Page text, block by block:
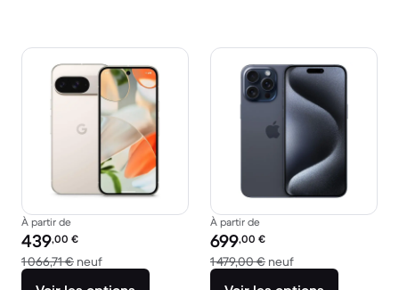
À partir de
Prix reconditionné :
439,00 €
1 066,71 € neufcontre 1 066,71 € neuf
À partir de
Prix reconditionné :
699,00 €
1 479,00 € neufcontre 1 479,00 €